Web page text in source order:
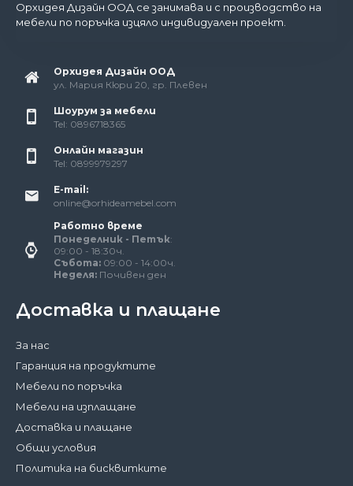
Орхидея Дизайн ООД се занимава и с производство на
мебели по поръчка изцяло индивидуален проект.
Орхидея Дизайн ООД
ул. Мария Кюри 20, гр. Плевен
Шоурум за мебели
Tel: 0896718365
Онлайн магазин
Tel: 0899979297
E-mail:
online@orhideamebel.com
Работно време
Понеделник - Петък:
09:00 - 18:30ч.
Събота: 09:00 - 14:00ч.
Неделя: Почивен ден
Доставка и плащане
За нас
Гаранция на продуктите
Мебели по поръчка
Мебели на изплащане
Доставка и плащане
Общи условия
Политика на бисквитките